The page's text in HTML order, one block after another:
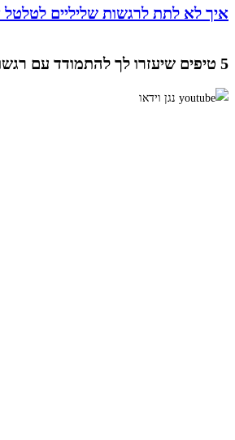
איך לא לתת לרגשות שליליים לטלטל
5 טיפים שיעזרו לך להתמודד עם רגשות שליליים ולהרגיש טוב גם במצבים מאתגרים